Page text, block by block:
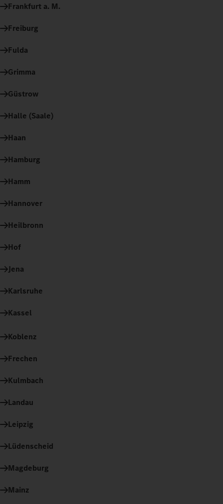
Frankfurt a. M.
Freiburg
Fulda
Grimma
Güstrow
Halle (Saale)
Haan
Hamburg
Hamm
Hannover
Heilbronn
Hof
Jena
Karlsruhe
Kassel
Koblenz
Frechen
Kulmbach
Landau
Leipzig
Lüdenscheid
Magdeburg
Mainz